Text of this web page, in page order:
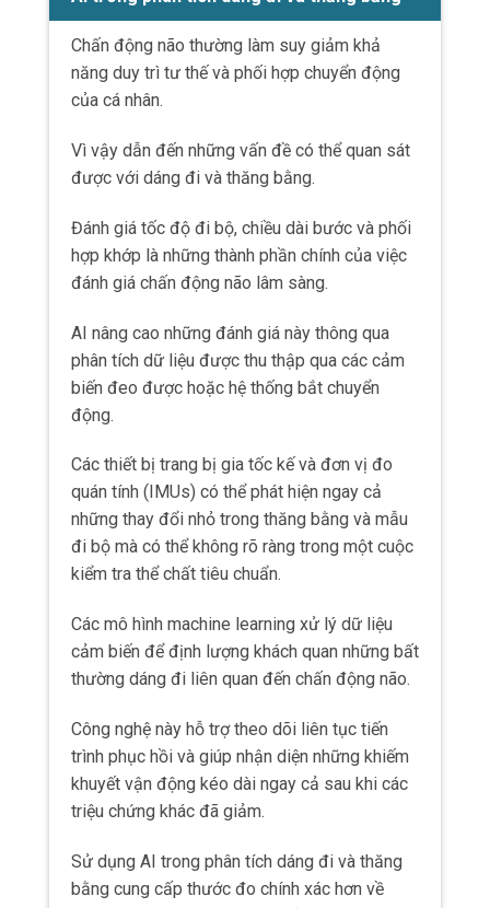
biến đeo được hoặc hệ thống bắt chuyển
động.
Các thiết bị trang bị gia tốc kế và đơn vị đo
những thay đổi nhỏ trong thăng bằng và mẫu
đi bộ mà có thể không rõ ràng trong một cuộc
Các mô hình machine learning xử lý dữ liệu
cảm biến để định lượng khách quan những bất
Công nghệ này hỗ trợ theo dõi liên tục tiến
trình phục hồi và giúp nhận diện những khiếm
khuyết vận động kéo dài ngay cả sau khi các
Sử dụng AI trong phân tích dáng đi và thăng
bằng cung cấp thước đo chính xác hơn về
mức độ nghiêm trọng của chấn động não so
với chỉ báo cáo triệu chứng chủ quan.
Nó cũng hỗ trợ các bác sĩ lâm sàng để đưa ra
quyết định chính xác về thời gian trở lại thi
đấu hoặc làm việc an toàn.
Ví dụ: Các cầu thủ bóng đá
sau chấn thương não có thể
đeo thiết bị cảm biến nhỏ
gọn trong giày trong vài ngày
để AI theo dõi sự phục hồi độ